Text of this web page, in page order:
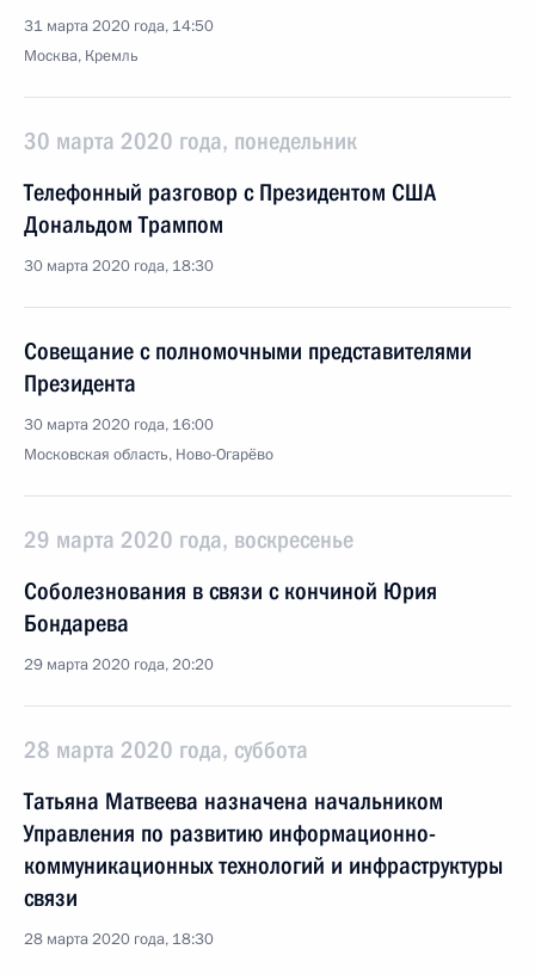
31 марта 2020 года, 14:50
Москва, Кремль
30 марта 2020 года, понедельник
Телефонный разговор с Президентом США
Дональдом Трампом
30 марта 2020 года, 18:30
Совещание с полномочными представителями
Президента
30 марта 2020 года, 16:00
Московская область, Ново-Огарёво
29 марта 2020 года, воскресенье
Соболезнования в связи с кончиной Юрия
Бондарева
29 марта 2020 года, 20:20
28 марта 2020 года, суббота
Татьяна Матвеева назначена начальником
Управления по развитию информационно-
коммуникационных технологий и инфраструктуры
связи
28 марта 2020 года, 18:30